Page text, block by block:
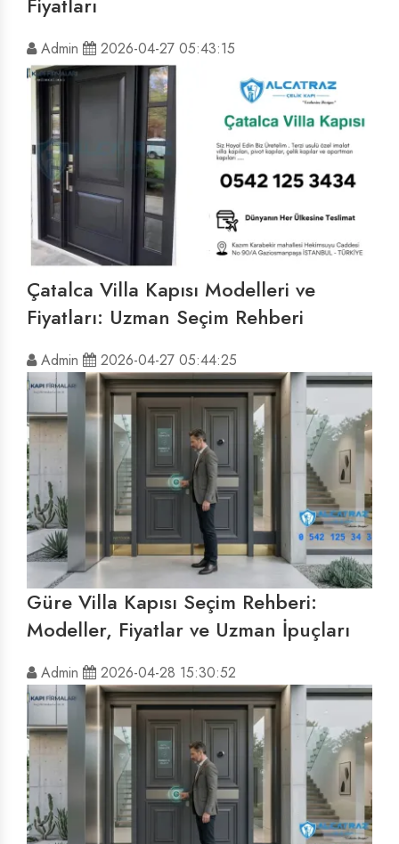
Admin 2026-04-27 05:43:15
Çatalca Villa Kapısı Modelleri ve
Fiyatları: Uzman Seçim Rehberi
Admin 2026-04-27 05:44:25
Güre Villa Kapısı Seçim Rehberi:
Modeller, Fiyatlar ve Uzman İpuçları
Admin 2026-04-28 15:30:52